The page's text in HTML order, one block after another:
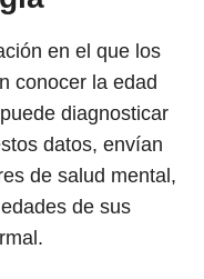
en el que los
conocer la edad
diagnosticar
datos, envían
de salud mental,
de sus